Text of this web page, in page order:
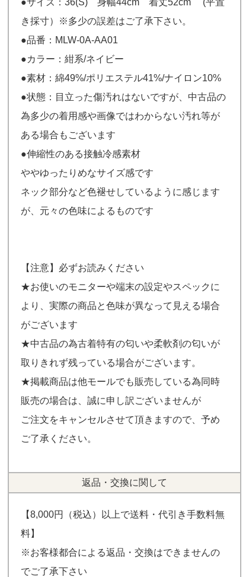
き採寸）※多少の誤差はご了承下さい。
●品番：MLW-0A-AA01
●カラー：紺系/ネイビー
●素材：綿49%/ポリエステル41%/ナイロン10%
●状態：目立った傷汚れはないですが、中古品の
為多少の着用感や画像ではわからない汚れ等が
ある場合もございます
●伸縮性のある接触冷感素材
ややゆったりめなサイズ感です
ネック部分など色褪せしているように感じます
が、元々の色味によるものです
【注意】必ずお読みください
★お使いのモニターや端末の設定やスペックに
より、実際の商品と色味が異なって見える場合
がございます
★中古品の為古着特有の匂いや柔軟剤の匂いが
取りきれず残っている場合がございます。
★掲載商品は他モールでも販売している為同時
販売の場合は、誠に申し訳ございませんが
ご注文をキャンセルさせて頂きますので、予め
ご了承ください。
返品・交換に関して
【8,000円（税込）以上で送料・代引き手数料無
料】
※お客様都合による返品・交換はできませんの
でご了承下さい